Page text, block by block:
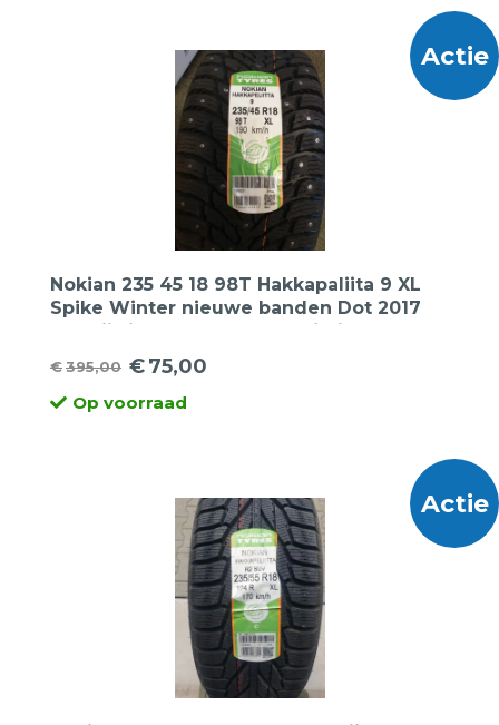
Actie
Nokian 235 45 18 98T Hakkapaliita 9 XL
Spike Winter nieuwe banden Dot 2017
de prijs is per 2 stuks. Opruiming!
€395,00
Oorspronkelijke
prijs
€75,00
Huidige
prijsOp voorraad
Actie